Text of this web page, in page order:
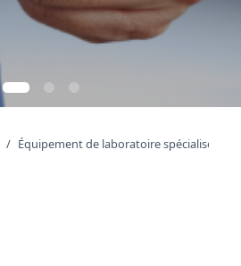
Équipement de laboratoire spécialisé